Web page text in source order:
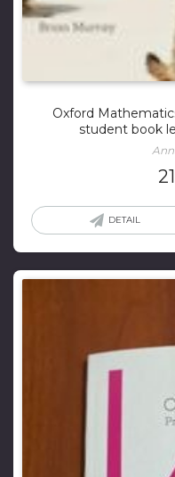
Oxford
student book
DETAIL